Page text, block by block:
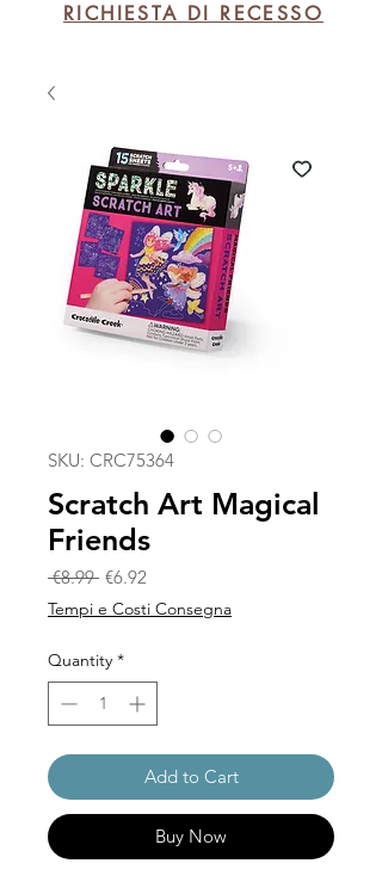
RICHIESTA DI RECESSO
SKU: CRC75364
Scratch Art Magical
Friends
€8.99 Regular Price
€6.92
Tempi e Costi Consegna
Quantity *
Add to Cart
Buy Now